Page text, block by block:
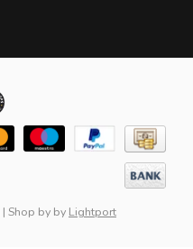
| Shop by by Lightport